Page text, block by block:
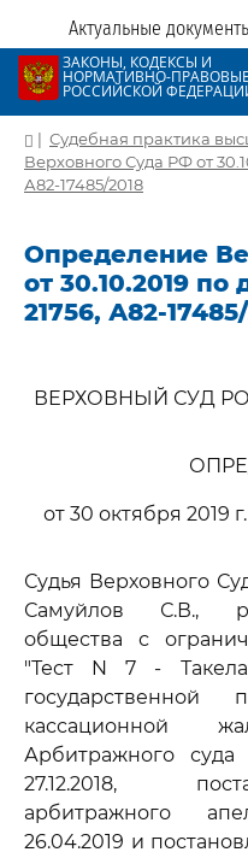
Актуальные
ЗАКОНЫ, КОДЕКСЫ И
НОРМАТИВНО-
РОССИЙСКОЙ
| Судебная практика
Верховного Суда РФ от
А82-17485/2018
Определение
от 30.10.2019 по
21756, А82-
ВЕРХОВНЫЙ СУД
от 30 октября 2019
Судья Верховного
Самуйлов С.В.,
общества с
"Тест N 7 -
кассационной
Арбитражного суда
27.12.2018,
арбитражного
26.04.2019 и